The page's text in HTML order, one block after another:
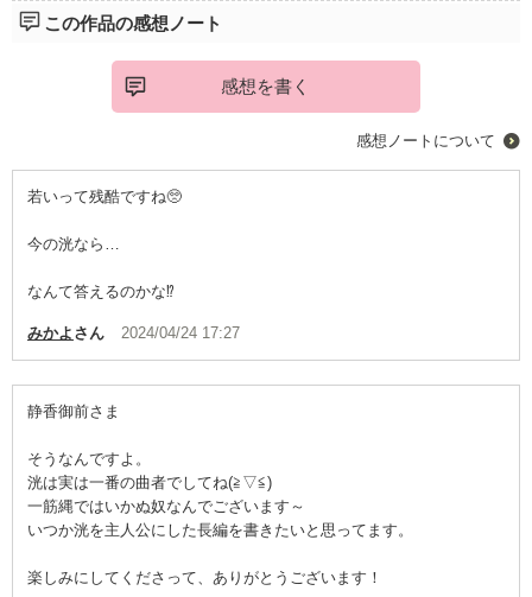
この作品の感想ノート
感想を書く
感想ノートについて
若いって残酷ですね🥺
今の洸なら…
なんて答えるのかな⁉️
みかよ さん 2024/04/24 17:27
静香御前さま
そうなんですよ。
洸は実は一番の曲者でしてね(≧▽≦)
一筋縄ではいかぬ奴なんでございます～
いつか洸を主人公にした長編を書きたいと思ってます。
楽しみにしてくださって、ありがとうございます！